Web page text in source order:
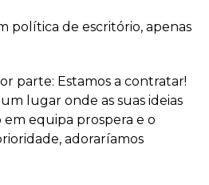
política de escritório, apenas
parte: Estamos a contratar!
lugar onde as suas ideias
equipa prospera e o
adoraríamos